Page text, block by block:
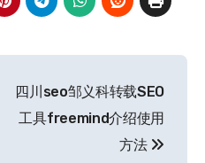
四川seo邹义科转载SEO
工具freemind介绍使用
方法